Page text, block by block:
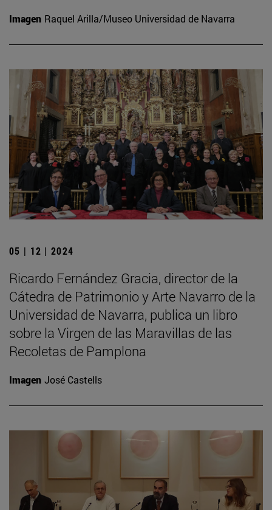
Imagen Raquel Arilla/Museo Universidad de Navarra
05 | 12 | 2024
Ricardo Fernández Gracia, director de la
Cátedra de Patrimonio y Arte Navarro de la
Universidad de Navarra, publica un libro
sobre la Virgen de las Maravillas de las
Recoletas de Pamplona
Imagen José Castells